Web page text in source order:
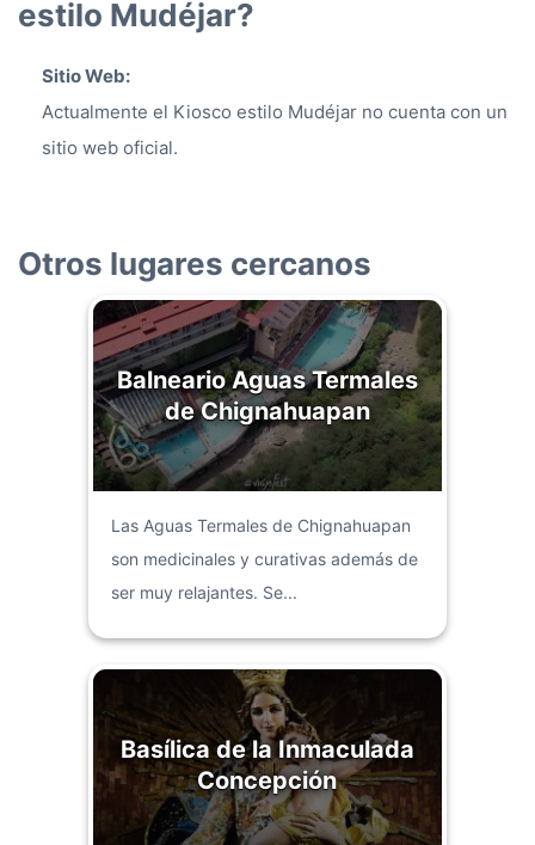
estilo Mudéjar?
Sitio Web:
Actualmente el Kiosco estilo Mudéjar no cuenta con un
sitio web oficial.
Otros lugares cercanos
Balneario Aguas Termales
de Chignahuapan
Las Aguas Termales de Chignahuapan
son medicinales y curativas además de
ser muy relajantes. Se...
Basílica de la Inmaculada
Concepción